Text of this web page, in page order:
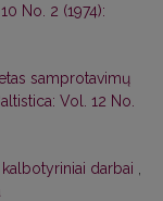
No. 2 (1974):
samprotavimų
Vol. 12 No.
kalbotyriniai darbai